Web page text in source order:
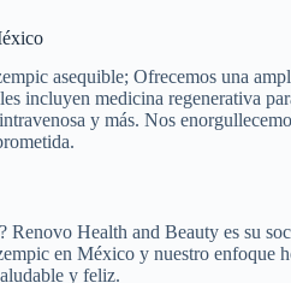
asequible; Ofrecemos una
incluyen medicina regenerativa
y más. Nos
Renovo Health and Beauty es su
en México y nuestro enfoque
y feliz.